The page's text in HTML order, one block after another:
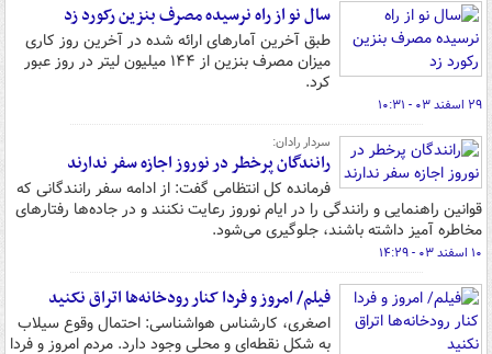
سال نو از راه نرسیده مصرف بنزین رکورد زد
طبق آخرین آمارهای ارائه شده در آخرین روز کاری
میزان مصرف بنزین از ۱۴۴ میلیون لیتر در روز عبور
کرد.
۲۹ اسفند ۰۳ - ۱۰:۳۱
سردار رادان:
رانندگان پرخطر در نوروز اجازه سفر ندارند
فرمانده کل انتظامی گفت: از ادامه سفر رانندگانی که
قوانین راهنمایی و رانندگی را در ایام نوروز رعایت نکنند و در جاده‌ها رفتارهای
مخاطره آمیز داشته باشند، جلوگیری می‌شود.
۱۰ اسفند ۰۳ - ۱۴:۲۹
فیلم/ امروز و فردا کنار رودخانه‌ها اتراق نکنید
اصغری، کارشناس هواشناسی: احتمال وقوع سیلاب
به شکل نقطه‌ای و محلی وجود دارد. مردم امروز و فردا